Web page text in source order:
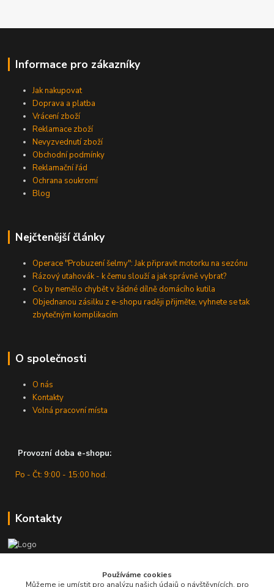
Informace pro zákazníky
Jak nakupovat
Doprava a platba
Vrácení zboží
Reklamace zboží
Nevyzvednutí zboží
Obchodní podmínky
Reklamační řád
Ochrana soukromí
Blog
Nejčtenější články
Operace "Probuzení šelmy": Jak připravit motorku na sezónu
Rázový utahovák - k čemu slouží a jak správně vybrat?
Co by nemělo chybět v žádné dílně domácího kutila
Objednanou zásilku z e-shopu raději přijměte, vyhnete se tak
zbytečným komplikacím
O společnosti
O nás
Kontakty
Volná pracovní místa
Provozní doba e-shopu:
Po - Čt: 9:00 - 15:00 hod.
Kontakty
+420 607 430 416Používáme cookies
Můžeme je umístit pro analýzu našich údajů o návštěvnících, pro